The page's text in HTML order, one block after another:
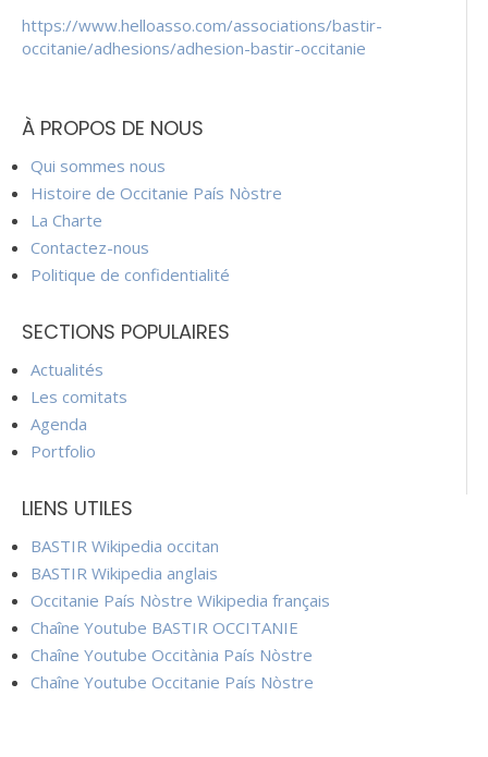
https://www.helloasso.com/associations/bastir-
occitanie/adhesions/adhesion-bastir-occitanie
À PROPOS DE NOUS
Qui sommes nous
Histoire de Occitanie País Nòstre
La Charte
Contactez-nous
Politique de confidentialité
SECTIONS POPULAIRES
Actualités
Les comitats
Agenda
Portfolio
LIENS UTILES
BASTIR Wikipedia occitan
BASTIR Wikipedia anglais
Occitanie País Nòstre Wikipedia français
Chaîne Youtube BASTIR OCCITANIE
Chaîne Youtube Occitània País Nòstre
Chaîne Youtube Occitanie País Nòstre